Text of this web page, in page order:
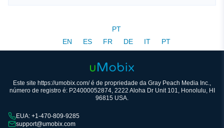
PT
EN
ES FR DE IT PT
Este site https://umobix.com/ é de propriedade da Gray Peach Media Inc.,
número de registro é: P24000052874, 2222 Aloha Dr Unit 101, Honolulu, HI
96815 USA.
EUA: +1-470-809-9285
support@umobix.com